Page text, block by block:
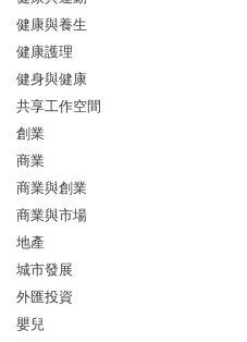
健康與養生
健康護理
健身與健康
共享工作空間
創業
商業
商業與創業
商業與市場
地產
城市發展
外匯投資
嬰兒